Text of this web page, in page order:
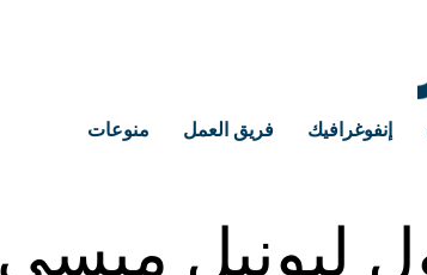
إنفوغرافيك فريق العمل منوعات
ليونيل